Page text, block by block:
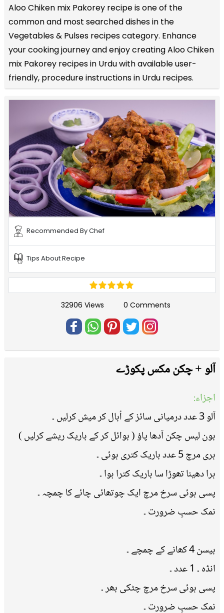
Aloo Chiken mix Pakorey recipe is one of the
common and most searched dishes in the
Vegetables & Pulses recipes category. Enhance
your cooking journey and enjoy creating Aloo Chiken
mix Pakorey recipes in Urdu with available user-
friendly, procedure instructions in Urdu recipes.
Recommended By Chef
Tips About Recipe
32906 Views 0 Comments
آلو + چکن مکس پکوڑے
اجزاء:
آلو 3 عدد درمیانی سائز کے اُبال کر میش کرلیں ۔
بون لیس چکن آدھا پاؤ ( بوائل کر کے باریک ریشے کرلیں )
ہری مرچ 5 عدد باریک کتری ہوئی ۔
ہرا دھینا تھوڑا سا باریک کترا ہوا ۔
پسی ہوئی سرخ مرچ ایک چوتھائی چائے کا چمچہ ۔
نمک حسبِ ضرورت ۔
بیسن 4 کھانے کے چمچے ۔
انڈہ ۔ 1 عدد ۔
پسی ہوئی سرخ مرچ چٹکی بھر ۔
نمک حسبِ ضرورت ۔